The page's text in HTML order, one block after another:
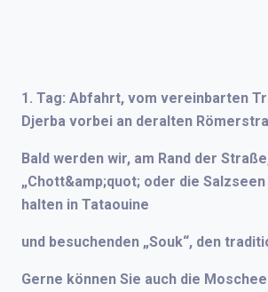
1. Tag: Abfahrt, vom vereinbarten
Djerba vorbei an deralten
Bald werden wir, am Rand der
„Chott&amp;quot; oder die
halten in Tataouine
und besuchenden „Souk“, den
Gerne können Sie auch die